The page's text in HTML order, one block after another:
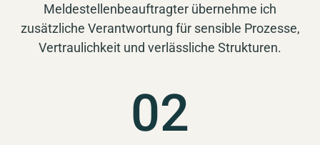
Meldestellenbeauftragter übernehme ich
zusätzliche Verantwortung für sensible Prozesse,
Vertraulichkeit und verlässliche Strukturen.
02